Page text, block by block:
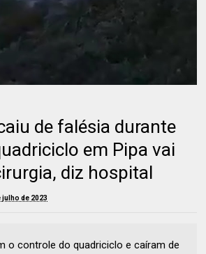
de falésia durante
em Pipa vai
diz hospital
julho de 2023
o controle do quadriciclo e caíram de